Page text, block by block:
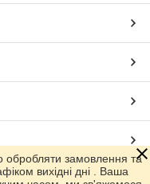
замовлення та
вихідні дні . Ваша